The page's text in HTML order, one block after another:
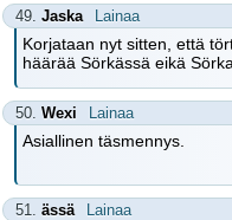
49. Jaska Lainaa
Korjataan nyt sitten, että
häärää Sörkässä eikä
50. Wexi Lainaa
Asiallinen täsmennys.
51. ässä Lainaa